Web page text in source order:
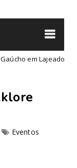
Lajeado-RS
Eventos